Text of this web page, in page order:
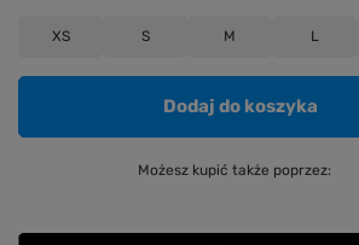
XS S M L
Dodaj do koszyka
Możesz kupić także poprzez: